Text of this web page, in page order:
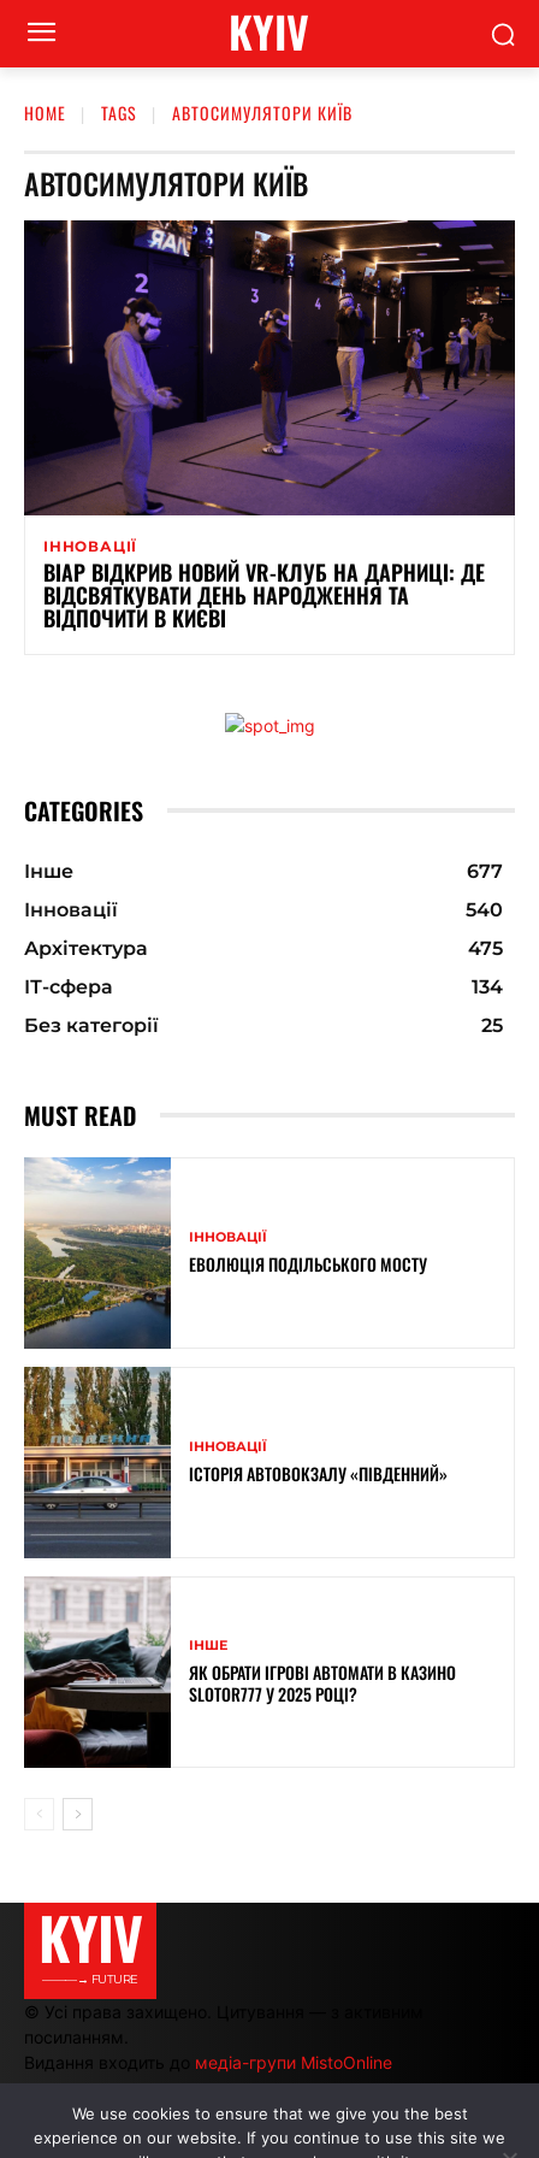
KYIV
HOME TAGS АВТОСИМУЛЯТОРИ КИЇВ
АВТОСИМУЛЯТОРИ КИЇВ
ІННОВАЦІЇ
ВІАР ВІДКРИВ НОВИЙ VR-КЛУБ НА ДАРНИЦІ: ДЕ
ВІДСВЯТКУВАТИ ДЕНЬ НАРОДЖЕННЯ ТА
ВІДПОЧИТИ В КИЄВІ
CATEGORIES
Інше
677
Інновації
540
Архітектура
475
ІТ-сфера
134
Без категорії
25
MUST READ
ІННОВАЦІЇ
ЕВОЛЮЦІЯ ПОДІЛЬСЬКОГО МОСТУ
ІННОВАЦІЇ
ІСТОРІЯ АВТОВОКЗАЛУ «ПІВДЕННИЙ»
ІНШЕ
ЯК ОБРАТИ ІГРОВІ АВТОМАТИ В КАЗИНО
SLOTOR777 У 2025 РОЦІ?
KYIV
———→ FUTURE
© Усі права захищено. Цитування — з активним
посиланням.
Видання входить до медіа-групи MistoOnline
АВТОРИ | РЕКЛАМА НА САЙТІ
We use cookies to ensure that we give you the best
experience on our website. If you continue to use this site we